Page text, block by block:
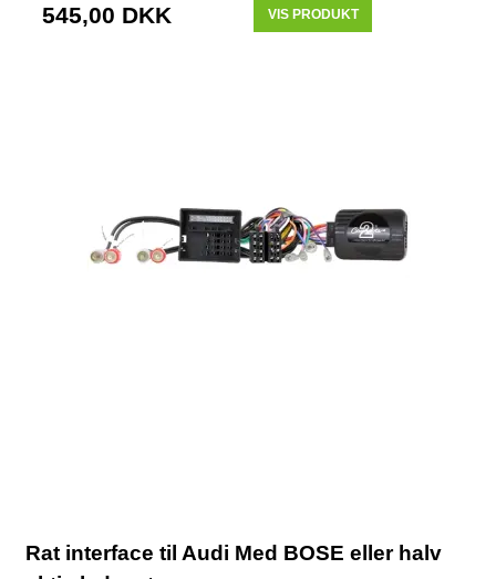
545,00 DKK VIS PRODUKT
Rat interface til Audi Med BOSE eller halv